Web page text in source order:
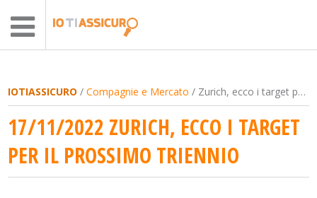
IOTIASSICURO /Compagnie e Mercato / Zurich, ecco i target per il prossimo triennio
17/11/2022 ZURICH, ECCO I TARGET
PER IL PROSSIMO TRIENNIO